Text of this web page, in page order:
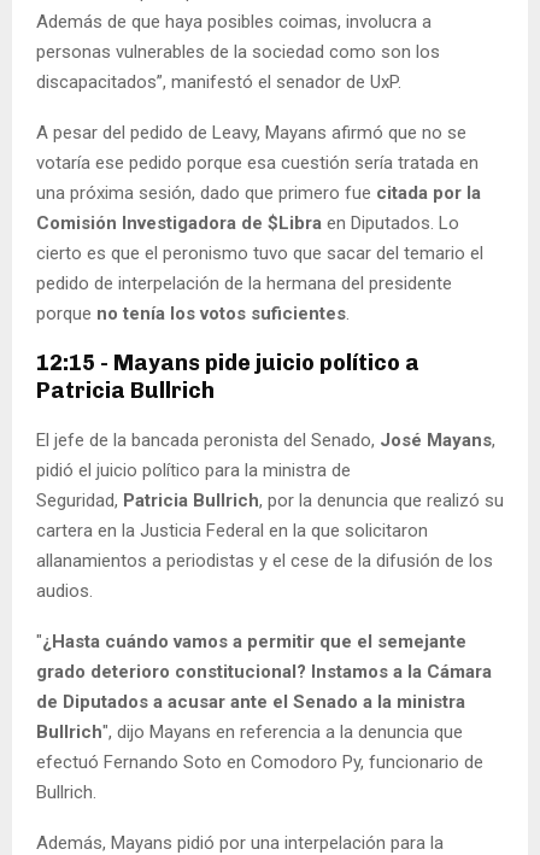
Además de que haya posibles coimas, involucra a
personas vulnerables de la sociedad como son los
discapacitados”, manifestó el senador de UxP.
A pesar del pedido de Leavy, Mayans afirmó que no se
votaría ese pedido porque esa cuestión sería tratada en
una próxima sesión, dado que primero fue citada por la
Comisión Investigadora de $Libra en Diputados. Lo
cierto es que el peronismo tuvo que sacar del temario el
pedido de interpelación de la hermana del presidente
porque no tenía los votos suficientes.
12:15 - Mayans pide juicio político a
Patricia Bullrich
El jefe de la bancada peronista del Senado, José Mayans,
pidió el juicio político para la ministra de
Seguridad, Patricia Bullrich, por la denuncia que realizó su
cartera en la Justicia Federal en la que solicitaron
allanamientos a periodistas y el cese de la difusión de los
audios.
"¿Hasta cuándo vamos a permitir que el semejante
grado deterioro constitucional? Instamos a la Cámara
de Diputados a acusar ante el Senado a la ministra
Bullrich", dijo Mayans en referencia a la denuncia que
efectuó Fernando Soto en Comodoro Py, funcionario de
Bullrich.
Además, Mayans pidió por una interpelación para la